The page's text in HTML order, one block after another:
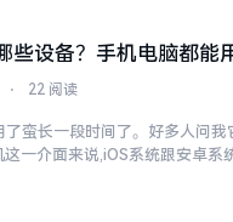
些设备？手机电脑都能
⋅ 22 阅读
蛮长一段时间了。好多人问
一介面来说,iOS系统跟安卓系